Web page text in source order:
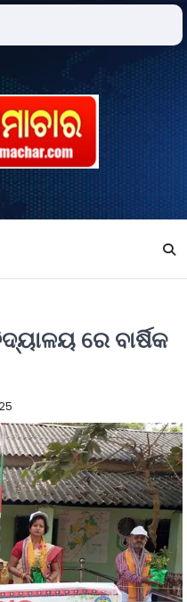
ରେ ବାର୍ଷିକ